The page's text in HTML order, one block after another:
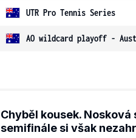
UTR Pro Tennis Series
AO wildcard playoff -
Chyběl kousek.
semifinále si však